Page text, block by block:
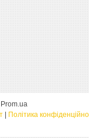
Prom.ua
Політика